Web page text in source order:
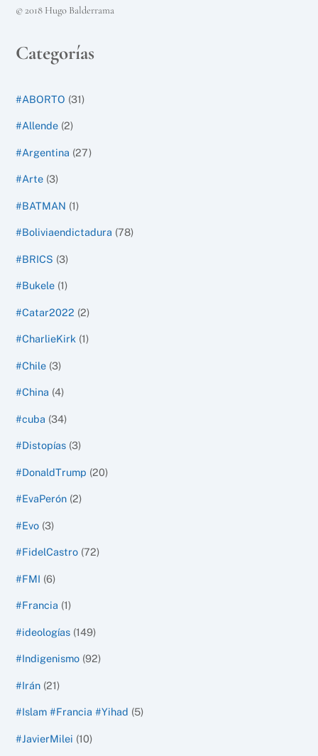
© 2018 Hugo Balderrama
Categorías
#ABORTO (31)
#Allende (2)
#Argentina (27)
#Arte (3)
#BATMAN (1)
#Boliviaendictadura (78)
#BRICS (3)
#Bukele (1)
#Catar2022 (2)
#CharlieKirk (1)
#Chile (3)
#China (4)
#cuba (34)
#Distopías (3)
#DonaldTrump (20)
#EvaPerón (2)
#Evo (3)
#FidelCastro (72)
#FMI (6)
#Francia (1)
#ideologías (149)
#Indigenismo (92)
#Irán (21)
#Islam #Francia #Yihad (5)
#JavierMilei (10)